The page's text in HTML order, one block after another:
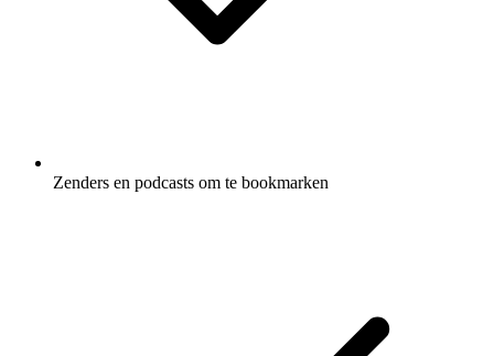
Zenders en podcasts om te bookmarken